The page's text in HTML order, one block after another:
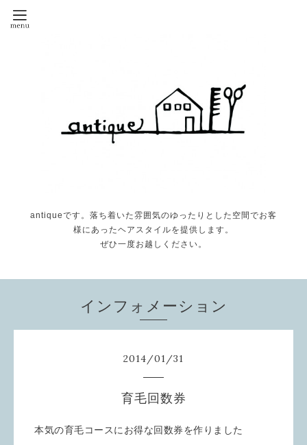
antiqueです。落ち着いた雰囲気のゆったりとした空間でお客
様にあったヘアスタイルを提供します。
ぜひ一度お越しください。
インフォメーション
2014 /01 /31
育毛回数券
本気の育毛コースにお得な回数券を作りました